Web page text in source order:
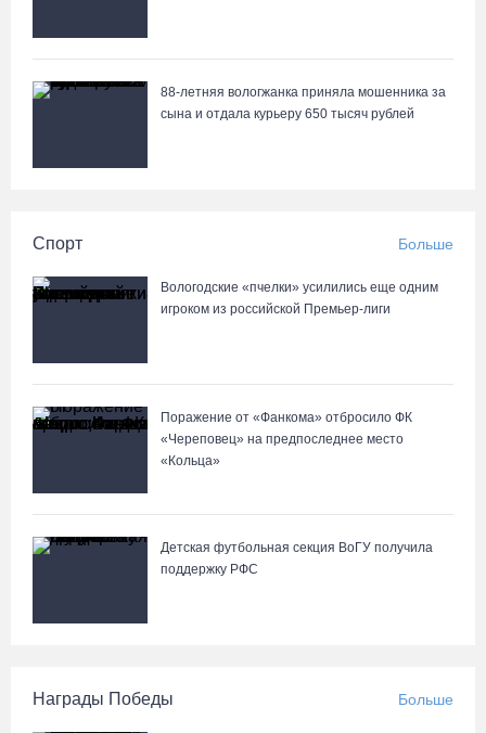
88-летняя вологжанка приняла мошенника за
сына и отдала курьеру 650 тысяч рублей
Спорт Больше
Вологодские «пчелки» усилились еще одним
игроком из российской Премьер-лиги
Поражение от «Фанкома» отбросило ФК
«Череповец» на предпоследнее место
«Кольца»
Детская футбольная секция ВоГУ получила
поддержку РФС
Награды Победы Больше